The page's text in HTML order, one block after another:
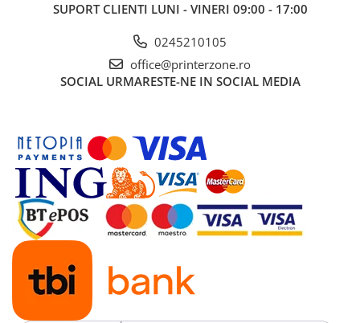
Camere IP
UPS & Stabilizatoare
Baterii UPS
Accesorii UPS
Servere, Storage & NAS
Servere NAS
Servere
SSD enterprise
HDD enterprise
DAS (Direct Attached Storage)
SUPORT CLIENTI LUNI - VINERI 09:00 - 17:00
0245210105
office@printerzone.ro
SOCIAL URMARESTE-NE IN SOCIAL MEDIA